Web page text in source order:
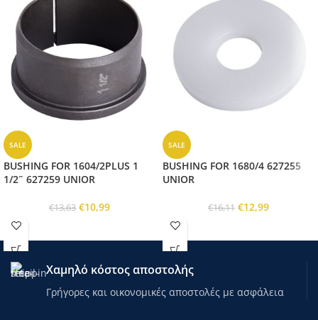
SALE
BUSHING FOR 1604/2PLUS 1
1/2˝ 627259 UNIOR
€13,63 €10,99
SALE
BUSHING FOR 1680/4 627255
UNIOR
€16,11 €12,99
Χαμηλό κόστος αποστολής
Γρήγορες και οικονομικές αποστολές με ασφάλεια